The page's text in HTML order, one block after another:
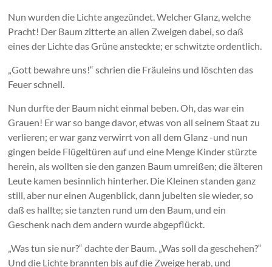
Nun wurden die Lichte angezündet. Welcher Glanz, welche
Pracht! Der Baum zitterte an allen Zweigen dabei, so daß
eines der Lichte das Grüne ansteckte; er schwitzte ordentlich.
„Gott bewahre uns!“ schrien die Fräuleins und löschten das
Feuer schnell.
Nun durfte der Baum nicht einmal beben. Oh, das war ein
Grauen! Er war so bange davor, etwas von all seinem Staat zu
verlieren; er war ganz verwirrt von all dem Glanz -und nun
gingen beide Flügeltüren auf und eine Menge Kinder stürzte
herein, als wollten sie den ganzen Baum umreißen; die älteren
Leute kamen besinnlich hinterher. Die Kleinen standen ganz
still, aber nur einen Augenblick, dann jubelten sie wieder, so
daß es hallte; sie tanzten rund um den Baum, und ein
Geschenk nach dem andern wurde abgepflückt.
„Was tun sie nur?“ dachte der Baum. „Was soll da geschehen?“
Und die Lichte brannten bis auf die Zweige herab, und